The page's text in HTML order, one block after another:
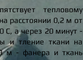
тепловому
расстоянии 0,2 м от
С, а через 20 минут -
и тление ткани на
м - фанера и ткань